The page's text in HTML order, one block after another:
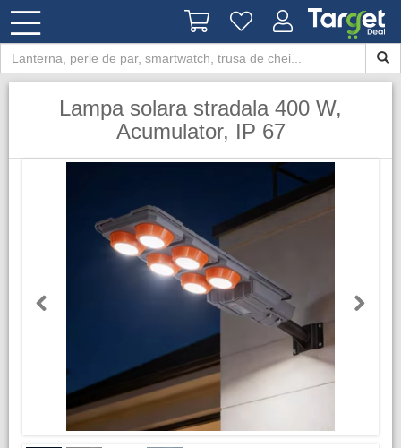
​Lampa solara stradala 400 W,
Acumulator, IP 67
Previous